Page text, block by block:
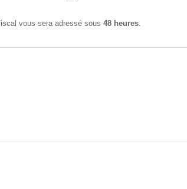
vous sera adressé sous 48 heures.